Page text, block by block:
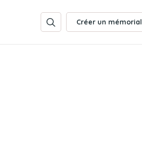
Créer un mémorial